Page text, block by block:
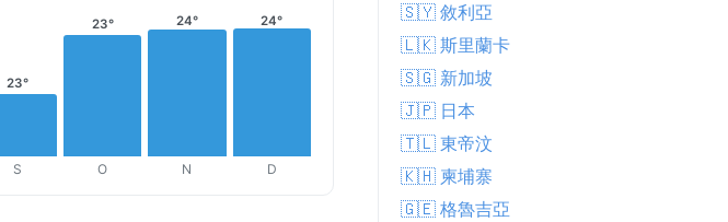
23°
S
23°
O
24°
N
24°
D
🇸🇾 敘利亞
🇱🇰 斯里蘭卡
🇸🇬 新加坡
🇯🇵 日本
🇹🇱 東帝汶
🇰🇭 柬埔寨
🇬🇪 格魯吉亞